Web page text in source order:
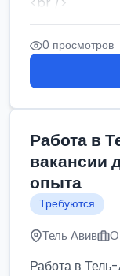
Работа в
требу...
0 просмотров
Работа в
вакансии
опыта
Требуются
Тель Авив
Работа в